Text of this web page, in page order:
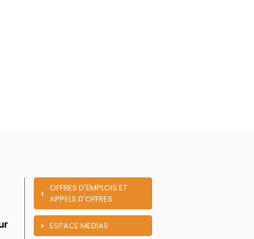
OFFRES D'EMPLOIS ET
APPELS D'OFFRES
ESPACE MEDIAS